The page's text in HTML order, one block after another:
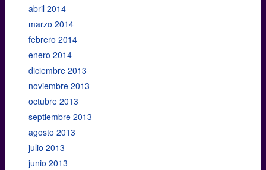
abril 2014
marzo 2014
febrero 2014
enero 2014
diciembre 2013
noviembre 2013
octubre 2013
septiembre 2013
agosto 2013
julio 2013
junio 2013